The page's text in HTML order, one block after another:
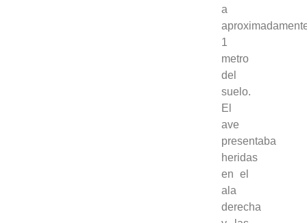
a
1
metro
del
suelo.
El
ave
presentaba
heridas
en el
ala
derecha